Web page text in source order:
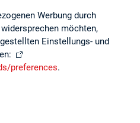
Werbung durch
möchten,
Einstellungs- und
preferences.